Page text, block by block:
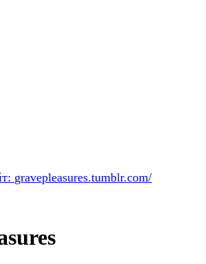
gravepleasures.tumblr.com/